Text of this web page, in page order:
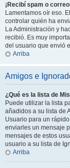
¡Recibí spam o
Lamentamos oír eso.
controlar quién ha
La Administración y
recibió. Es muy
del usuario que envió
Arriba
Amigos e
¿Qué es la lista de
Puede utilizar la lista
añadidos a su lista de
Usuario para un
enviarles un mensaje
mensajes de estos
usuario a su lista de
Arriba